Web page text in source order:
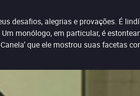
desafios, alegrias e provações. É
monólogo, em particular, é
que ele mostrou suas facetas